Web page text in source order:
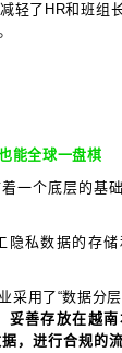
轻了HR和班组
能全球一盘棋
一个底层的基
隐私数据的存
用了“数据分层
妥善存放在越
，进行合规的